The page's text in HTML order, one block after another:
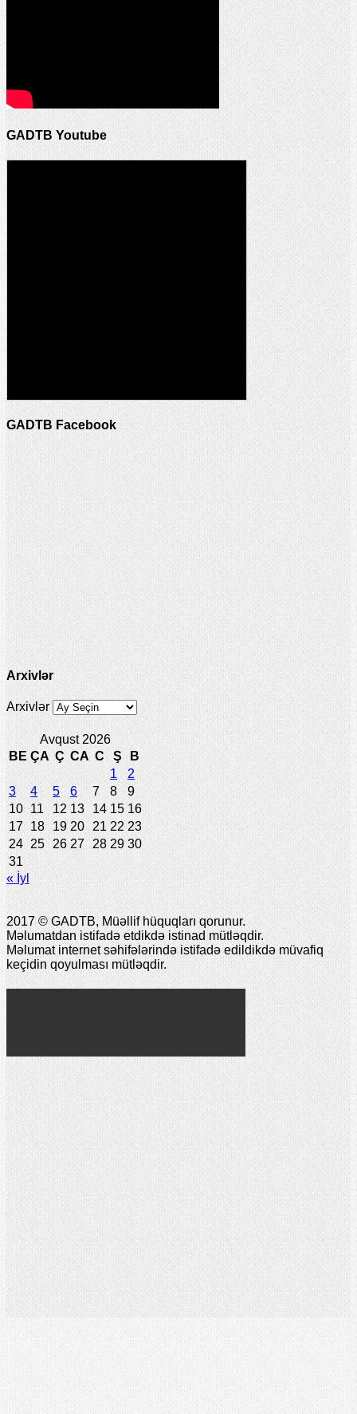
GADTB Youtube
GADTB Facebook
Arxivlər
Arxivlər
Avqust 2026
BE ÇA Ç CA C Ş
B
1
2
3
4 5 6 7 8
9
10 11 12 13 14 15 16
17 18 19 20 21 22 23
24 25 26 27 28 29 30
31
« İyl
2017 © GADTB, Müəllif hüquqları qorunur.
Məlumatdan istifadə etdikdə istinad mütləqdir.
Məlumat internet səhifələrində istifadə edildikdə müvafiq
keçidin qoyulması mütləqdir.